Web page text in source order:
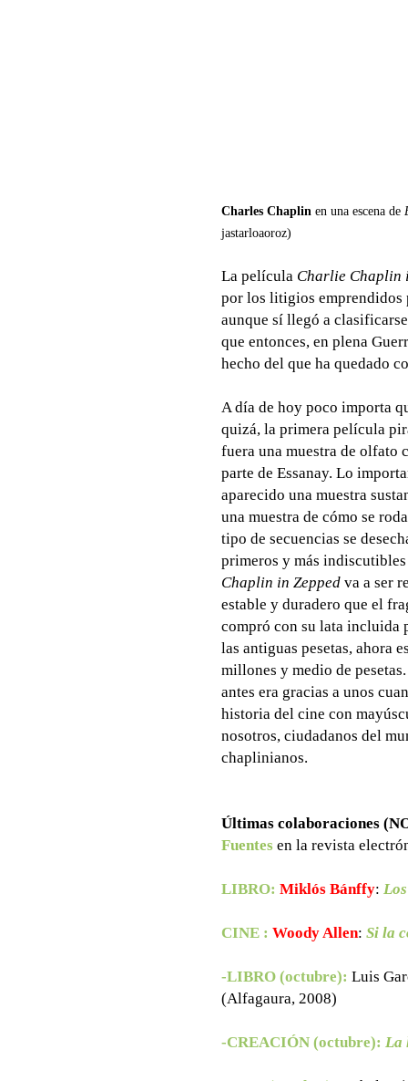
Charles Chaplin en una escena de
jastarloaoroz)
La película Charlie Chaplin
por los litigios emprendidos
aunque sí llegó a
que entonces, en plena
hecho del que ha quedado
A día de hoy poco importa
quizá, la primera película
fuera una muestra de olfato
parte de Essanay. Lo
aparecido una muestra
una muestra de cómo se
tipo de secuencias se
primeros y más
Chaplin in Zepped va a ser
estable y duradero que el
compró con su lata incluida
las antiguas pesetas, ahora
millones y medio de
antes era gracias a unos
historia del cine con
nosotros, ciudadanos del
chaplinianos.
Últimas colaboraciones
Fuentes en la revista
LIBRO: Miklós Bánffy:
CINE : Woody Allen: Si la
-LIBRO (octubre): Luis
(Alfagaura, 2008)
-CREACIÓN (octubre): La